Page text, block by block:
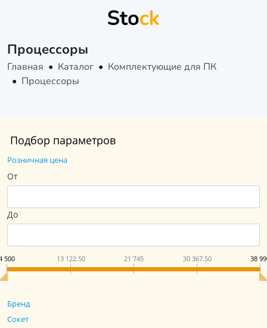
Процессоры
Главная Каталог
Комплектующие для ПК
Процессоры
Подбор параметров
Розничная цена
От
До
500 13 122.50 21 745 30 367.50 38
Бренд
Сокет